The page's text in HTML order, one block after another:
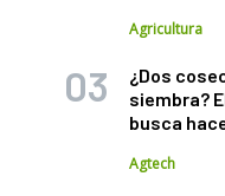
Agricultura
¿Dos
siembra?
busca
Agtech